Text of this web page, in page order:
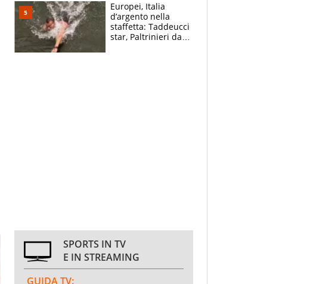
Europei, Italia
d’argento nella
staffetta: Taddeucci
star, Paltrinieri da
SPORTS IN TV
E IN STREAMING
GUIDA TV: